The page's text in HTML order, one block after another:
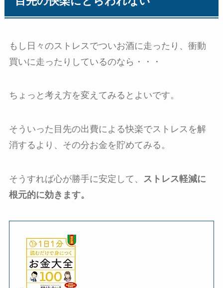
もし日々のストレスでついお酒に走ったり、衝動
買いに走ったりしているのなら・・・
ちょっと考え方を変えてみるとよいです。
そういった目先の出費による快楽でストレスを解
消するより、その分お金を貯めてみる。
そうすれば心が勝手に安定して、 ストレス軽減に
根元的に効きます。